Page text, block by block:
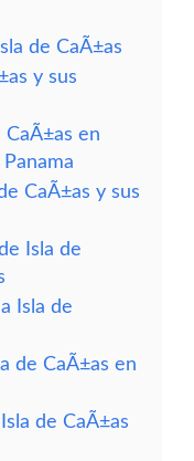
de CaÃ±as
y sus
en
CaÃ±as y sus
Isla de
Isla de
de CaÃ±as en
de CaÃ±as